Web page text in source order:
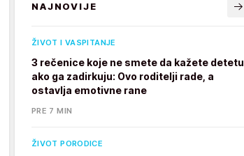
NAJNOVIJE
ŽIVOT I VASPITANJE
3 rečenice koje ne smete da kažete detetu
ako ga zadirkuju: Ovo roditelji rade, a
ostavlja emotivne rane
PRE 7 MIN
ŽIVOT PORODICE